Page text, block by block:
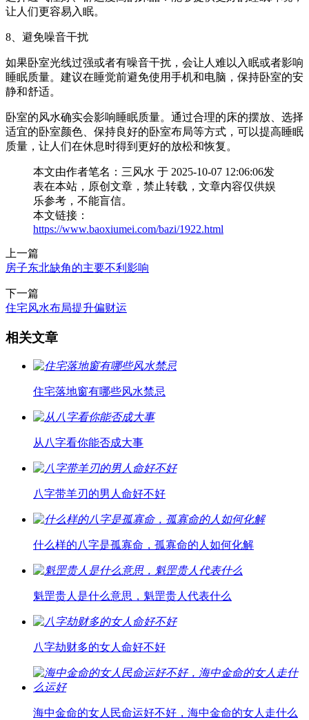
让人们更容易入眠。
8、避免噪音干扰
如果卧室光线过强或者有噪音干扰，会让人难以入眠或者影响
睡眠质量。建议在睡觉前避免使用手机和电脑，保持卧室的安
静和舒适。
卧室的风水确实会影响睡眠质量。通过合理的床的摆放、选择
适宜的卧室颜色、保持良好的卧室布局等方式，可以提高睡眠
质量，让人们在休息时得到更好的放松和恢复。
本文由作者笔名：三风水 于 2025-10-07 12:06:06发
表在本站，原创文章，禁止转载，文章内容仅供娱
乐参考，不能盲信。
本文链接：
https://www.baoxiumei.com/bazi/1922.html
上一篇
房子东北缺角的主要不利影响
下一篇
住宅风水布局提升偏财运
相关文章
住宅落地窗有哪些风水禁忌
从八字看你能否成大事
八字带羊刃的男人命好不好
什么样的八字是孤寡命，孤寡命的人如何化解
魁罡贵人是什么意思，魁罡贵人代表什么
八字劫财多的女人命好不好
海中金命的女人民命运好不好，海中金命的女人走什么